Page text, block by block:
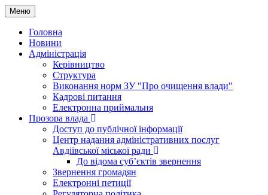
Меню
Головна
Новини
Адміністрація
Керівництво
Структура
Виконання норм ЗУ "Про очищення влади"
Кадрові питання
Електронна приймальня
Прозора влада
Доступ до публічної інформації
Центр надання адміністративних послуг
Авдіївської міської ради
До відома суб’єктів звернення
Звернення громадян
Електронні петиції